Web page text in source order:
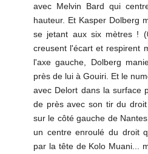
avec Melvin Bard qui
hauteur. Et Kasper Dolberg
se jetant aux six mètres !
creusent l'écart et respirent
l'axe gauche, Dolberg
près de lui à Gouiri. Et le
avec Delort dans la surface
de près avec son tir du
sur le côté gauche de
un centre enroulé du droit
par la tête de Kolo Muani...